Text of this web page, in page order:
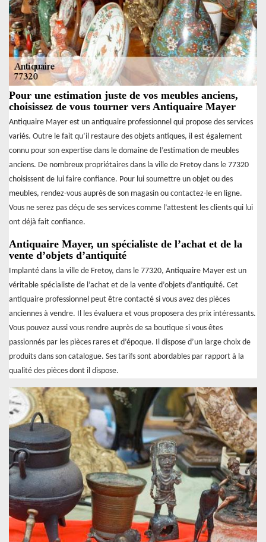
Pour une estimation juste de vos meubles anciens,
choisissez de vous tourner vers Antiquaire Mayer
Antiquaire Mayer est un antiquaire professionnel qui propose des services
variés. Outre le fait qu’il restaure des objets antiques, il est également
connu pour son expertise dans le domaine de l’estimation de meubles
anciens. De nombreux propriétaires dans la ville de Fretoy dans le 77320
choisissent de lui faire confiance. Pour lui soumettre un objet ou des
meubles, rendez-vous auprès de son magasin ou contactez-le en ligne.
Vous ne serez pas déçu de ses services comme l’attestent les clients qui lui
ont déjà fait confiance.
Antiquaire Mayer, un spécialiste de l’achat et de la
vente d’objets d’antiquité
Implanté dans la ville de Fretoy, dans le 77320, Antiquaire Mayer est un
véritable spécialiste de l’achat et de la vente d’objets d’antiquité. Cet
antiquaire professionnel peut être contacté si vous avez des pièces
anciennes à vendre. Il les évaluera et vous proposera des prix intéressants.
Vous pouvez aussi vous rendre auprès de sa boutique si vous êtes
passionnés par les pièces rares et d’époque. Il dispose d’un large choix de
produits dans son catalogue. Ses tarifs sont abordables par rapport à la
qualité des pièces dont il dispose.